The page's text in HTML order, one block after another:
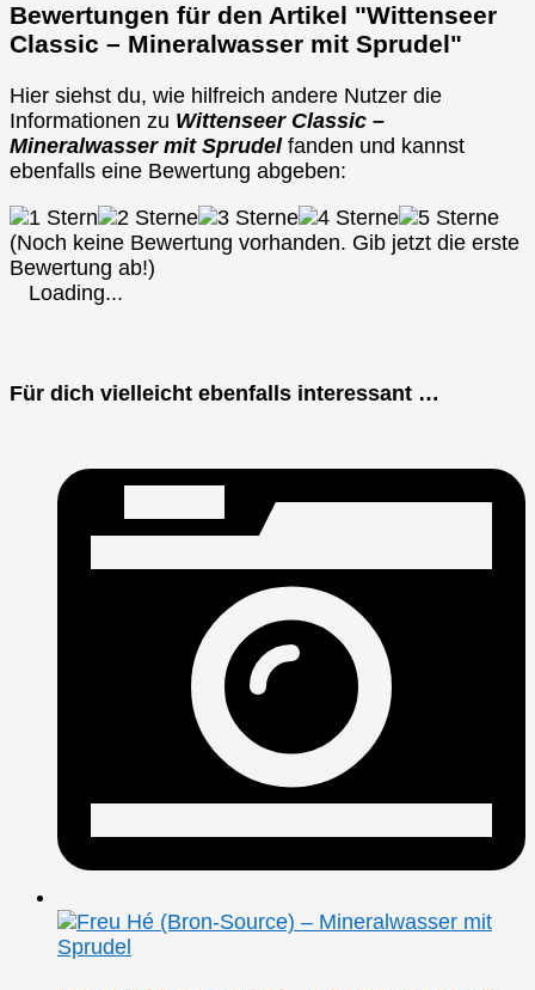
Bewertungen für den Artikel "Wittenseer
Classic – Mineralwasser mit Sprudel"
Hier siehst du, wie hilfreich andere Nutzer die
Informationen zu Wittenseer Classic –
Mineralwasser mit Sprudelfanden und kannst
ebenfalls eine Bewertung abgeben:
(Noch keine Bewertung vorhanden. Gib jetzt die erste
Bewertung ab!)
Loading...
Für dich vielleicht ebenfalls interessant …